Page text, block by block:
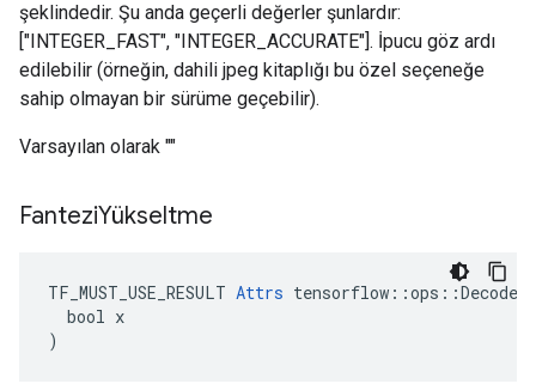
şeklindedir. Şu anda geçerli değerler şunlardır:
["INTEGER_FAST", "INTEGER_ACCURATE"]. İpucu göz ardı
edilebilir (örneğin, dahili jpeg kitaplığı bu özel seçeneğe
sahip olmayan bir sürüme geçebilir).
Varsayılan olarak ""
FanteziYükseltme
TF_MUST_USE_RESULT Attrs
  bool x
)